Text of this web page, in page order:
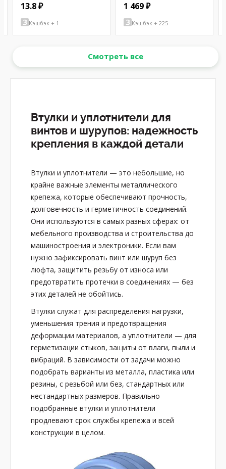
13.8 ₽
Кэшбэк + 1
1 469 ₽
Кэшбэк + 225
Смотреть все
Втулки и уплотнители для
винтов и шурупов: надежность
крепления в каждой детали
Втулки и уплотнители — это небольшие, но
крайне важные элементы металлического
крепежа, которые обеспечивают прочность,
долговечность и герметичность соединений.
Они используются в самых разных сферах: от
мебельного производства и строительства до
машиностроения и электроники. Если вам
нужно зафиксировать винт или шуруп без
люфта, защитить резьбу от износа или
предотвратить протечки в соединениях — без
этих деталей не обойтись.
Втулки служат для распределения нагрузки,
уменьшения трения и предотвращения
деформации материалов, а уплотнители — для
герметизации стыков, защиты от влаги, пыли и
вибраций. В зависимости от задачи можно
подобрать варианты из металла, пластика или
резины, с резьбой или без, стандартных или
нестандартных размеров. Правильно
подобранные втулки и уплотнители
продлевают срок службы крепежа и всей
конструкции в целом.